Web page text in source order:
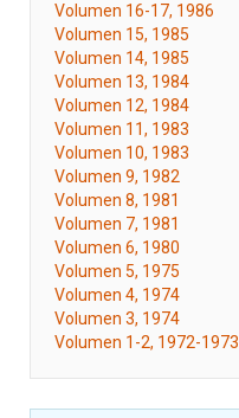
Volumen 16-17, 1986
Volumen 15, 1985
Volumen 14, 1985
Volumen 13, 1984
Volumen 12, 1984
Volumen 11, 1983
Volumen 10, 1983
Volumen 9, 1982
Volumen 8, 1981
Volumen 7, 1981
Volumen 6, 1980
Volumen 5, 1975
Volumen 4, 1974
Volumen 3, 1974
Volumen 1-2, 1972-1973